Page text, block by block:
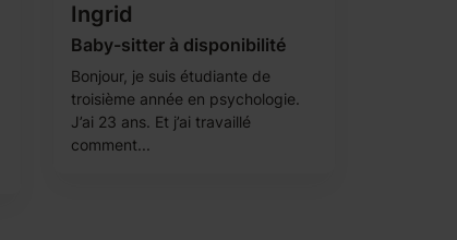
Ingrid
Baby-sitter à disponibilité
Bonjour, je suis étudiante de
troisième année en psychologie.
J’ai 23 ans. Et j’ai travaillé
comment...